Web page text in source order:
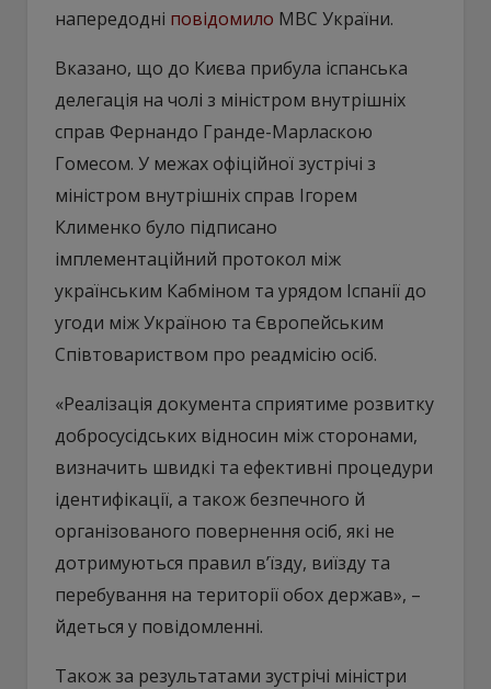
напередодні повідомило МВС України.
Вказано, що до Києва прибула іспанська
делегація на чолі з міністром внутрішніх
справ Фернандо Гранде-Марласкою
Гомесом. У межах офіційної зустрічі з
міністром внутрішніх справ Ігорем
Клименко було підписано
імплементаційний протокол між
українським Кабміном та урядом Іспанії до
угоди між Україною та Європейським
Співтовариством про реадмісію осіб.
«Реалізація документа сприятиме розвитку
добросусідських відносин між сторонами,
визначить швидкі та ефективні процедури
ідентифікації, а також безпечного й
організованого повернення осіб, які не
дотримуються правил в’їзду, виїзду та
перебування на території обох держав», –
йдеться у повідомленні.
Також за результатами зустрічі міністри